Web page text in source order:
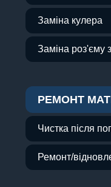
Заміна кулера
Заміна роз'єму
РЕМОНТ
Чистка після
Ремонт/